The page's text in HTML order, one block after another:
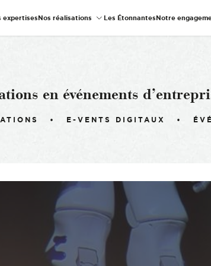
expertisesNos réalisations Les ÉtonnantesNotre
en événements
E-VENTS DIGITAUX